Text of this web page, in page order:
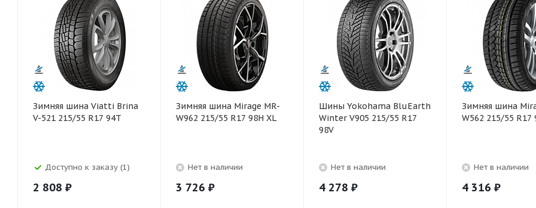
Зимняя шина Viatti Brina
V-521 215/55 R17 94T
Доступно к заказу (1)
2 808 ₽
Зимняя шина Mirage MR-
W962 215/55 R17 98H XL
Нет в наличии
3 726 ₽
Шины Yokohama BluEarth
Winter V905 215/55 R17
98V
Нет в наличии
4 278 ₽
Зимняя шина
W562 215/55 R17
Нет в наличии
4 316 ₽